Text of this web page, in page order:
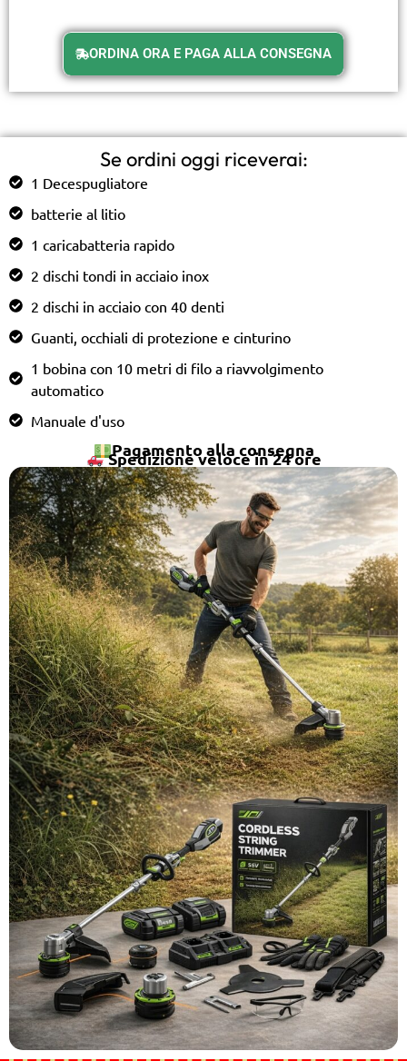
ORDINA ORA E PAGA ALLA CONSEGNA
Se ordini oggi riceverai:
1 Decespugliatore
batterie al litio
1 caricabatteria rapido
2 dischi tondi in acciaio inox
2 dischi in acciaio con 40 denti
Guanti, occhiali di protezione e cinturino
1 bobina con 10 metri di filo a riavvolgimento
automatico
Manuale d'uso
Pagamento alla consegna
Spedizione veloce in 24 ore